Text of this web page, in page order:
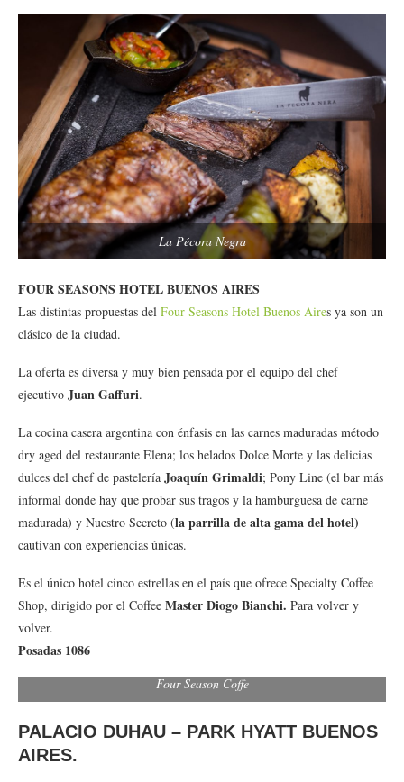
La Pécora Negra
FOUR SEASONS HOTEL BUENOS AIRES
Las distintas propuestas del Four Seasons Hotel Buenos Aires ya son un
clásico de la ciudad.
La oferta es diversa y muy bien pensada por el equipo del chef
ejecutivo Juan Gaffuri.
La cocina casera argentina con énfasis en las carnes maduradas método
dry aged del restaurante Elena; los helados Dolce Morte y las delicias
dulces del chef de pastelería Joaquín Grimaldi; Pony Line (el bar más
informal donde hay que probar sus tragos y la hamburguesa de carne
madurada) y Nuestro Secreto (la parrilla de alta gama del hotel)
cautivan con experiencias únicas.
Es el único hotel cinco estrellas en el país que ofrece Specialty Coffee
Shop, dirigido por el Coffee Master Diogo Bianchi. Para volver y
volver.
Posadas 1086
Four Season Coffe
PALACIO DUHAU – PARK HYATT BUENOS
AIRES.